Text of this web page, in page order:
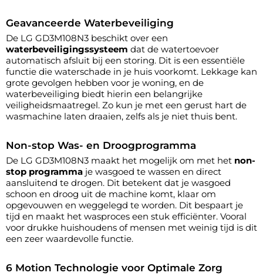
Geavanceerde Waterbeveiliging
De LG GD3M108N3 beschikt over een
waterbeveiligingssysteem dat de watertoevoer
automatisch afsluit bij een storing. Dit is een essentiële
functie die waterschade in je huis voorkomt. Lekkage kan
grote gevolgen hebben voor je woning, en de
waterbeveiliging biedt hierin een belangrijke
veiligheidsmaatregel. Zo kun je met een gerust hart de
wasmachine laten draaien, zelfs als je niet thuis bent.
Non-stop Was- en Droogprogramma
De LG GD3M108N3 maakt het mogelijk om met het non-
stop programma je wasgoed te wassen en direct
aansluitend te drogen. Dit betekent dat je wasgoed
schoon en droog uit de machine komt, klaar om
opgevouwen en weggelegd te worden. Dit bespaart je
tijd en maakt het wasproces een stuk efficiënter. Vooral
voor drukke huishoudens of mensen met weinig tijd is dit
een zeer waardevolle functie.
6 Motion Technologie voor Optimale Zorg